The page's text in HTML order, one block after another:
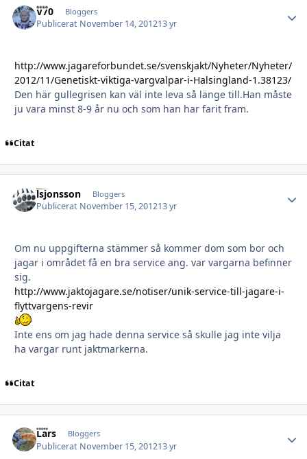
V70 Bloggers
Publicerat November 14, 201213 yr
http://www.jagareforbundet.se/svenskjakt/Nyheter/Nyheter/
2012/11/Genetiskt-viktiga-vargvalpar-i-Halsingland-1.38123/
Den här gullegrisen kan väl inte leva så länge till.Han måste
ju vara minst 8-9 år nu och som han har farit fram.
Citat
lsjonsson Bloggers
Publicerat November 15, 201213 yr
Om nu uppgifterna stämmer så kommer dom som bor och
jagar i området få en bra service ang. var vargarna befinner
sig.
http://www.jaktojagare.se/notiser/unik-service-till-jagare-i-
flyttvargens-revir
Inte ens om jag hade denna service så skulle jag inte vilja
ha vargar runt jaktmarkerna.
Citat
Lars Bloggers
Publicerat November 15, 201213 yr